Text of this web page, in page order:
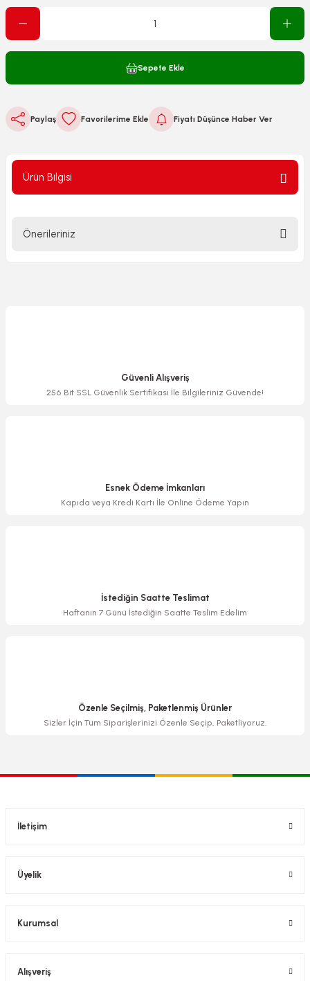
Sepete Ekle
Paylaş Fiyatı Düşünce Haber Ver
Ürün Bilgisi
Önerileriniz
Ürün bilgilerinde hatalar bulunuyor.
Güvenli Alışveriş
256 Bit SSL Güvenlik Sertifikası İle Bilgileriniz Güvende!
Esnek Ödeme İmkanları
Kapıda veya Kredi Kartı İle Online Ödeme Yapın
İstediğin Saatte Teslimat
Haftanın 7 Günü İstediğin Saatte Teslim Edelim
Özenle Seçilmiş, Paketlenmiş Ürünler
Sizler İçin Tüm Siparişlerinizi Özenle Seçip, Paketliyoruz.
İletişim
Üyelik
Kurumsal
Alışveriş